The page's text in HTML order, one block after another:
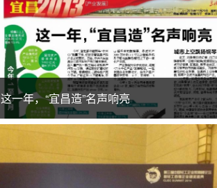
这一年，“宜昌造”名声响亮